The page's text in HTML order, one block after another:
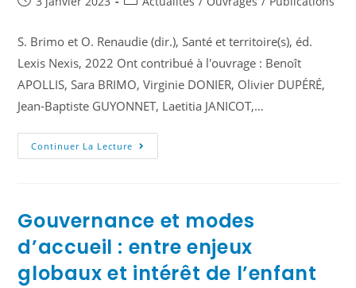
S. Brimo et O. Renaudie (dir.), Santé et territoire(s), éd.
Lexis Nexis, 2022 Ont contribué à l'ouvrage : Benoît
APOLLIS, Sara BRIMO, Virginie DONIER, Olivier DUPÉRÉ,
Jean-Baptiste GUYONNET, Laetitia JANICOT,…
Continuer La Lecture
Gouvernance et modes
d’accueil : entre enjeux
globaux et intérêt de l’enfant